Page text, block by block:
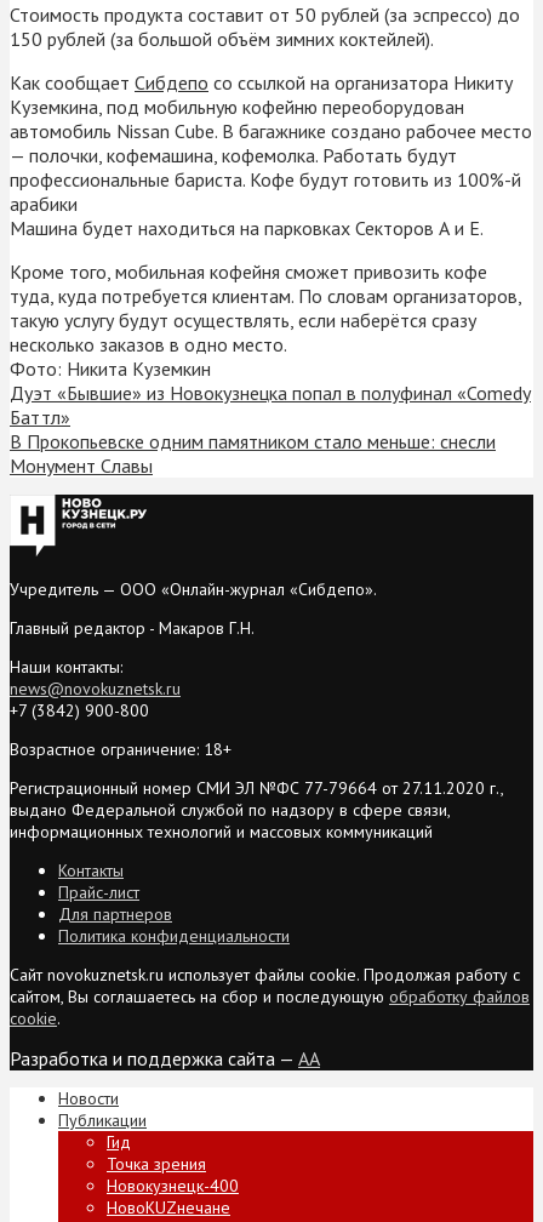
Стоимость продукта составит от 50 рублей (за эспрессо) до
150 рублей (за большой объём зимних коктейлей).
Как сообщает Сибдепо со ссылкой на организатора Никиту
Куземкина, под мобильную кофейню переоборудован
автомобиль Nissan Cube. В багажнике создано рабочее место
— полочки, кофемашина, кофемолка. Работать будут
профессиональные бариста. Кофе будут готовить из 100%-й
арабики
Машина будет находиться на парковках Секторов А и Е.
Кроме того, мобильная кофейня сможет привозить кофе
туда, куда потребуется клиентам. По словам организаторов,
такую услугу будут осуществлять, если наберётся сразу
несколько заказов в одно место.
Фото: Никита Куземкин
Дуэт «Бывшие» из Новокузнецка попал в полуфинал «Comedy
Баттл»
В Прокопьевске одним памятником стало меньше: снесли
Монумент Славы
Учредитель — ООО «Онлайн-журнал «Сибдепо».
Главный редактор - Макаров Г.Н.
Наши контакты:
news@novokuznetsk.ru
+7 (3842) 900-800
Возрастное ограничение: 18+
Регистрационный номер СМИ ЭЛ №ФС 77-79664 от 27.11.2020 г.,
выдано Федеральной службой по надзору в сфере связи,
информационных технологий и массовых коммуникаций
Контакты
Прайс-лист
Для партнеров
Политика конфиденциальности
Сайт novokuznetsk.ru использует файлы cookie. Продолжая работу с
сайтом, Вы соглашаетесь на сбор и последующую обработку файлов
cookie.
Разработка и поддержка сайта — AA
Новости
Публикации
Гид
Точка зрения
Новокузнецк-400
НовоKUZнечане